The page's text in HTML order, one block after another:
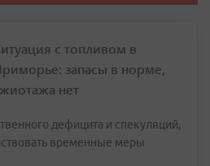
с топливом в
запасы в норме,
нет
дефицита и спекуляций,
временные меры